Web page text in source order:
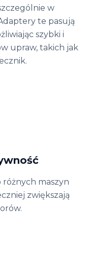
w
te pasują
szybki i
upraw, takich jak
różnych maszyn
zwiększają